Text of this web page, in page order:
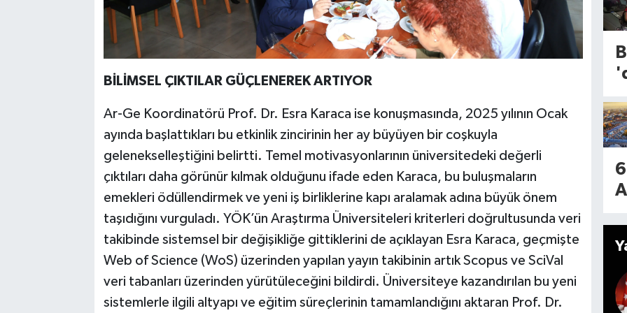
BİLİMSEL ÇIKTILAR GÜÇLENEREK ARTIYOR
Ar-Ge Koordinatörü Prof. Dr. Esra Karaca ise konuşmasında, 2025 yılının Ocak
ayında başlattıkları bu etkinlik zincirinin her ay büyüyen bir coşkuyla
gelenekselleştiğini belirtti. Temel motivasyonlarının üniversitedeki değerli
çıktıları daha görünür kılmak olduğunu ifade eden Karaca, bu buluşmaların
emekleri ödüllendirmek ve yeni iş birliklerine kapı aralamak adına büyük önem
taşıdığını vurguladı. YÖK’ün Araştırma Üniversiteleri kriterleri doğrultusunda veri
takibinde sistemsel bir değişikliğe gittiklerini de açıklayan Esra Karaca, geçmişte
Web of Science (WoS) üzerinden yapılan yayın takibinin artık Scopus ve SciVal
veri tabanları üzerinden yürütüleceğini bildirdi. Üniversiteye kazandırılan bu yeni
sistemlerle ilgili altyapı ve eğitim süreçlerinin tamamlandığını aktaran Prof. Dr.
n
r
l
ü
6